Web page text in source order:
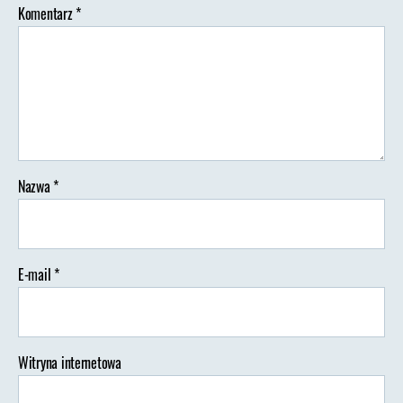
Komentarz*
Nazwa*
E-mail*
Witryna internetowa